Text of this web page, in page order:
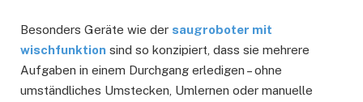
Besonders Geräte wie der saugroboter mit
wischfunktion sind so konzipiert, dass sie mehrere
Aufgaben in einem Durchgang erledigen – ohne
umständliches Umstecken, Umlernen oder manuelle